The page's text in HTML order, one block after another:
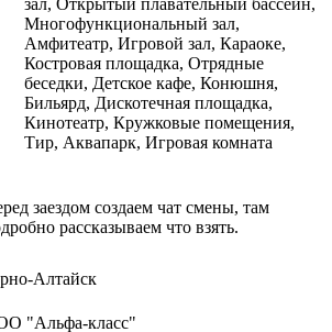
Многофункциональный зал,
Амфитеатр, Игровой зал, Караоке,
Костровая площадка, Отрядные
беседки, Детское кафе, Конюшня,
Бильярд, Дискотечная площадка,
Кинотеатр, Кружковые помещения,
Тир, Аквапарк, Игровая комната
заездом создаем чат смены, там
рассказываем что взять.
Алтайск
"Альфа-класс"